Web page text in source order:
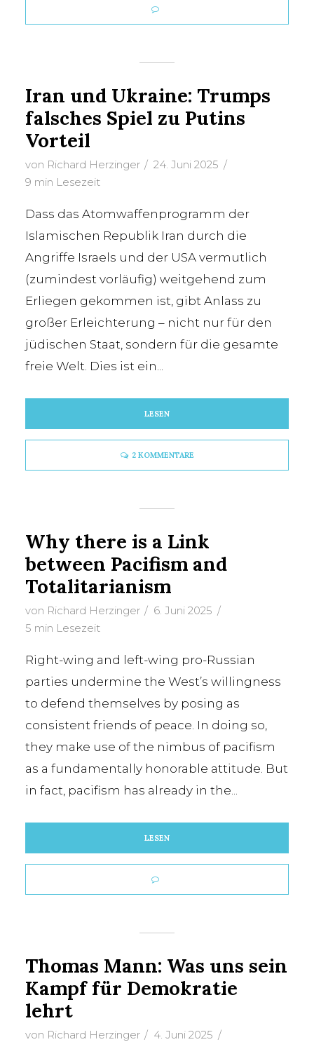
Iran und Ukraine: Trumps
falsches Spiel zu Putins
Vorteil
von Richard Herzinger
24. Juni 2025
9 min Lesezeit
Dass das Atomwaffenprogramm der
Islamischen Republik Iran durch die
Angriffe Israels und der USA vermutlich
(zumindest vorläufig) weitgehend zum
Erliegen gekommen ist, gibt Anlass zu
großer Erleichterung – nicht nur für den
jüdischen Staat, sondern für die gesamte
freie Welt. Dies ist ein...
LESEN
2 KOMMENTARE
Why there is a Link
between Pacifism and
Totalitarianism
von Richard Herzinger
6. Juni 2025
5 min Lesezeit
Right-wing and left-wing pro-Russian
parties undermine the West’s willingness
to defend themselves by posing as
consistent friends of peace. In doing so,
they make use of the nimbus of pacifism
as a fundamentally honorable attitude. But
in fact, pacifism has already in the...
LESEN
Thomas Mann: Was uns sein
Kampf für Demokratie
lehrt
von Richard Herzinger
4. Juni 2025